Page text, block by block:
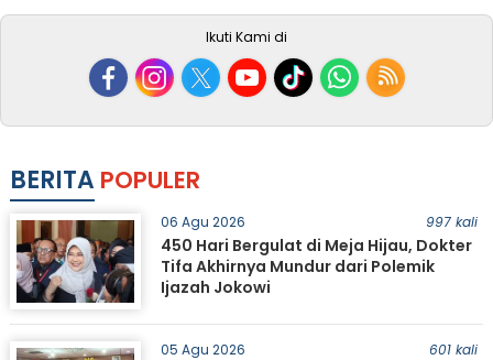
Ikuti Kami di
BERITA POPULER
06 Agu 2026 997 kali
450 Hari Bergulat di Meja Hijau, Dokter
Tifa Akhirnya Mundur dari Polemik
Ijazah Jokowi
05 Agu 2026 601 kali